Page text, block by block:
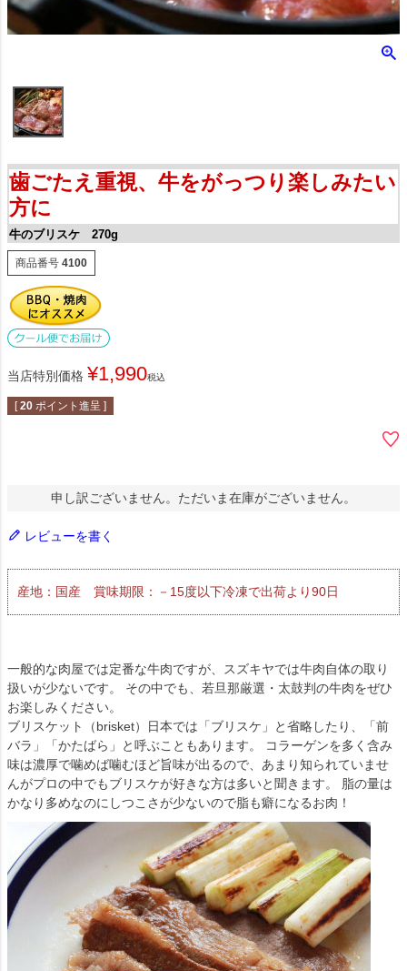
歯ごたえ重視、牛をがっつり楽しみたい
方に
牛のブリスケ 270g
商品番号 4100
当店特別価格 ¥1,990税込
[ 20 ポイント進呈 ]
申し訳ございません。ただいま在庫がございません。
レビューを書く
産地：国産 賞味期限：－15度以下冷凍で出荷より90日
一般的な肉屋では定番な牛肉ですが、スズキヤでは牛肉自体の取り
扱いが少ないです。 その中でも、若旦那厳選・太鼓判の牛肉をぜひ
お楽しみください。
ブリスケット（brisket）日本では「ブリスケ」と省略したり、「前
バラ」「かたばら」と呼ぶこともあります。 コラーゲンを多く含み
味は濃厚で噛めば噛むほど旨味が出るので、あまり知られていませ
んがプロの中でもブリスケが好きな方は多いと聞きます。 脂の量は
かなり多めなのにしつこさが少ないので脂も癖になるお肉！